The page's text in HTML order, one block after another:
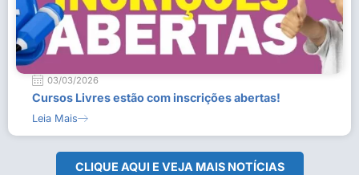
03/03/2026
Cursos Livres estão com inscrições abertas!
Leia Mais
CLIQUE AQUI E VEJA MAIS NOTÍCIAS